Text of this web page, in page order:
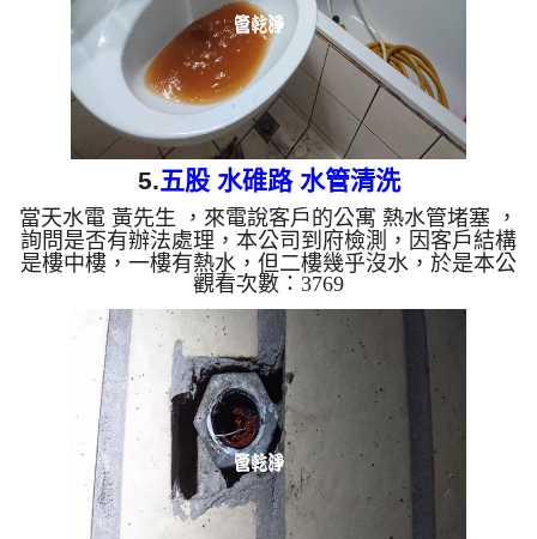
5.五股 水碓路 水管清洗
當天水電 黃先生 ，來電說客戶的公寓 熱水管堵塞 ，
詢問是否有辦法處理，本公司到府檢測，因客戶結構
是樓中樓，一樓有熱水，但二樓幾乎沒水，於是本公
司架起 水管清洗機 ，開始 洗水管 ， 管路不斷噴出
髒的水，如下圖，清洗過程幾次 水管堵塞 兩次，本
公司改用特殊工法， 水管清洗 約兩個多小時，客戶
終於能在這冬天洗個舒服的洗澡了。 清洗水管,水管
清洗, 洗水管, 熱水管堵塞, 熱水忽冷忽熱 ...
觀看次數：3769